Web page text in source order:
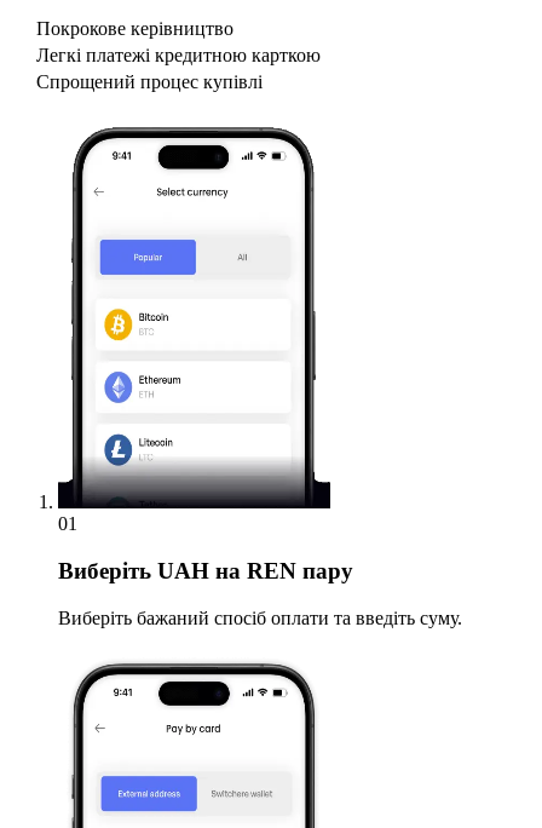
Покрокове керівництво
Легкі платежі кредитною карткою
Спрощений процес купівлі
01
Виберіть UAH на REN пару
Виберіть бажаний спосіб оплати та введіть суму.